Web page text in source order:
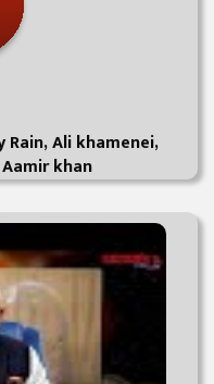
Ali khamenei,
khan